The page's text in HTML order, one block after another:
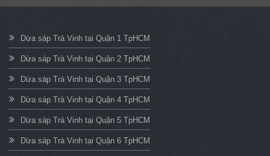
Dừa sáp Trà Vinh tại Quận 1 TpHCM
Dừa sáp Trà Vinh tại Quận 2 TpHCM
Dừa sáp Trà Vinh tại Quận 3 TpHCM
Dừa sáp Trà Vinh tại Quận 4 TpHCM
Dừa sáp Trà Vinh tại Quận 5 TpHCM
Dừa sáp Trà Vinh tại Quận 6 TpHCM